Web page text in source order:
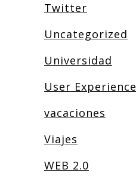
Twitter
Uncategorized
Universidad
User Experience
vacaciones
Viajes
WEB 2.0